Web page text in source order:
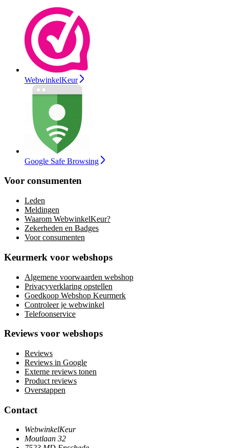
WebwinkelKeur
Google Safe Browsing
Voor consumenten
Leden
Meldingen
Waarom WebwinkelKeur?
Zekerheden en Badges
Voor consumenten
Keurmerk voor webshops
Algemene voorwaarden webshop
Privacyverklaring opstellen
Goedkoop Webshop Keurmerk
Controleer je webwinkel
Telefoonservice
Reviews voor webshops
Reviews
Reviews in Google
Externe reviews tonen
Product reviews
Overstappen
Contact
WebwinkelKeur
Moutlaan 32